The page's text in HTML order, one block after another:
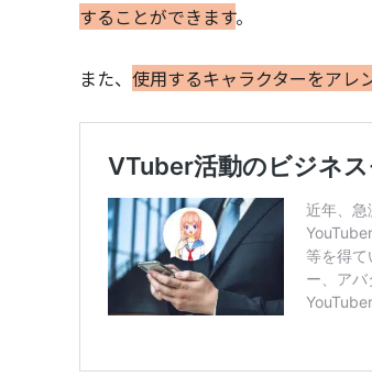
することができます。
また、 使用するキャラクターをアレ